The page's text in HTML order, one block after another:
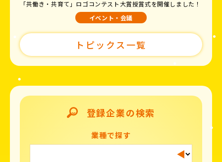
「共働き・共育て」ロゴコンテスト大賞授賞式を開催しました！
イベント・会議
トピックス一覧
登録企業の検索
業種で探す